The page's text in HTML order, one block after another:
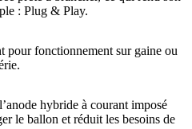
: Plug & Play.
pour fonctionnement sur gaine ou
hybride à courant imposé
le ballon et réduit les besoins de